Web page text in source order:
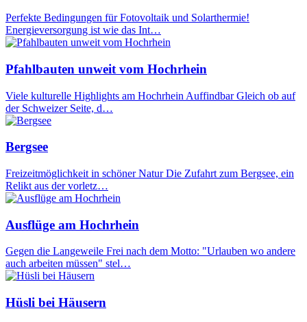
Perfekte Bedingungen für Fotovoltaik und Solarthermie!
Energieversorgung ist wie das Int…
Pfahlbauten unweit vom Hochrhein
Viele kulturelle Highlights am Hochrhein Auffindbar Gleich ob auf
der Schweizer Seite, d…
Bergsee
Freizeitmöglichkeit in schöner Natur Die Zufahrt zum Bergsee, ein
Relikt aus der vorletz…
Ausflüge am Hochrhein
Gegen die Langeweile Frei nach dem Motto: "Urlauben wo andere
auch arbeiten müssen" stel…
Hüsli bei Häusern